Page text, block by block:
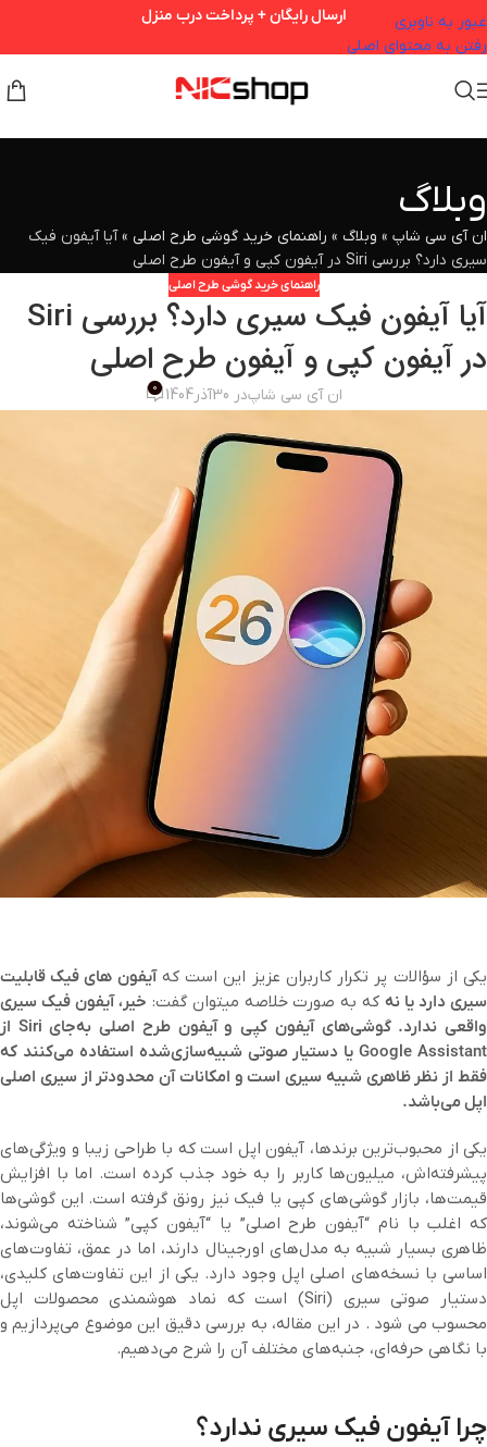
عبور به ناوبری
رفتن به محتوای اصلی
ارسال رایگان + پرداخت درب منزل
وبلاگ
ان آی سی شاپ » وبلاگ » راهنمای خرید گوشی طرح اصلی »آیا آیفون فیک
سیری دارد؟ بررسی Siri در آیفون کپی و آیفون طرح اصلی
راهنمای خرید گوشی طرح اصلی
آیا آیفون فیک سیری دارد؟ بررسی Siri
در آیفون کپی و آیفون طرح اصلی
ان آی سی شاپدر 30آذر1404 0
یکی از سؤالات پر تکرار کاربران عزیز این است کهآیفون های فیک قابلیت
سیری دارد یا نهکه به صورت خلاصه میتوان گفت: خیر، آیفون فیک سیری
واقعی ندارد. گوشی‌های آیفون کپی و آیفون طرح اصلی به‌جای Siri از
Google Assistant یا دستیار صوتی شبیه‌سازی‌شده استفاده می‌کنند که
فقط از نظر ظاهری شبیه سیری است و امکانات آن محدودتر از سیری اصلی
اپل می‌باشد.
یکی از محبوب‌ترین برندها، آیفون اپل است که با طراحی زیبا و ویژگی‌های
پیشرفته‌اش، میلیون‌ها کاربر را به خود جذب کرده است. اما با افزایش
قیمت‌ها، بازار گوشی‌های کپی یا فیک نیز رونق گرفته است. این گوشی‌ها
که اغلب با نام “آیفون طرح اصلی” یا “آیفون کپی” شناخته می‌شوند،
ظاهری بسیار شبیه به مدل‌های اورجینال دارند، اما در عمق، تفاوت‌های
اساسی با نسخه‌های اصلی اپل وجود دارد. یکی از این تفاوت‌های کلیدی،
دستیار صوتی سیری (Siri) است که نماد هوشمندی محصولات اپل
محسوب می شود . در این مقاله، به بررسی دقیق این موضوع می‌پردازیم و
با نگاهی حرفه‌ای، جنبه‌های مختلف آن را شرح می‌دهیم.
چرا آیفون فیک سیری ندارد؟